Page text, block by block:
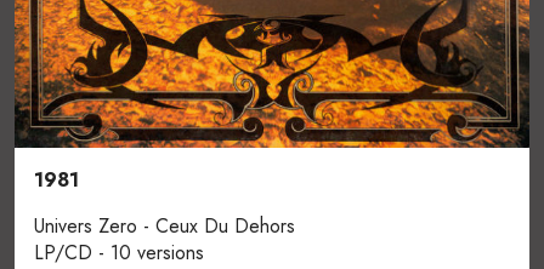
1981
Univers Zero - Ceux Du Dehors
LP/CD - 10 versions